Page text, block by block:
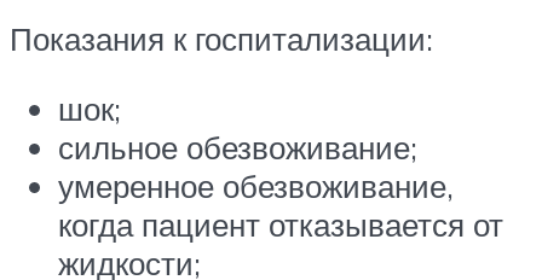
Показания к госпитализации:
шок;
сильное обезвоживание;
умеренное обезвоживание,
когда пациент отказывается от
жидкости;